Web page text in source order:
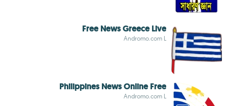
Free News Greece Live
Andromo.com L
Philippines News Online Free
Andromo.com L